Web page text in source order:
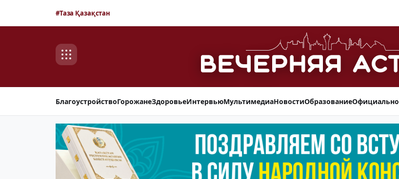
#Таза Қазақстан
БлагоустройствоГорожанеЗдоровьеИнтервьюМультимедиаНовостиОбразованиеОфициально